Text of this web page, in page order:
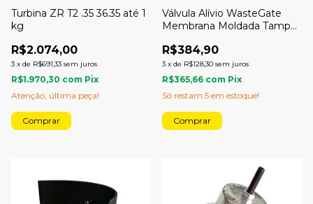
Turbina ZR T2 .35 36.35 até 1
kg
R$2.074,00
3 x de R$691,33 sem juros
R$1.970,30 com Pix
Atenção, última peça!
Válvula Alívio WasteGate
Membrana Moldada Tampa
R$384,90
3 x de R$128,30 sem juros
R$365,66 com Pix
Só restam 5 em estoque!